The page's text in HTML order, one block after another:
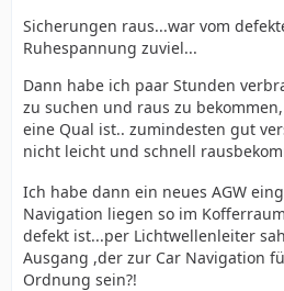
Sicherungen raus...war vom
Ruhespannung zuviel...
Dann habe ich paar Stunden
zu suchen und raus zu
eine Qual ist.. zumindesten gut
nicht leicht und schnell
Ich habe dann ein neues AGW
Navigation liegen so im
defekt ist...per Lichtwellenleiter
Ausgang ,der zur Car Navigation
Ordnung sein?!